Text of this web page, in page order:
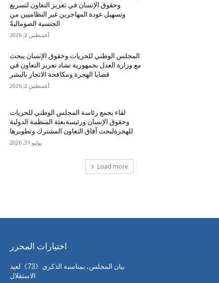
وحقوق الإنسان في تعزيز التعاون لتسريع
وتسهيل عودة المهاجرين غير النظاميين من
الجنسية الصوماليةً
أغسطس 2, 2026
المجلس الوطني للحريات وحقوق الإنسان يبحث
مع وزارة العدل بجمهورية تشاد تعزيز التعاون في
قضايا الهجرة ومكافحة الاتجار بالبشر
أغسطس 2, 2026
لقاء يجمع رئاسة المجلس الوطني للحريات
وحقوق الإنسان ورئيسةبعثة المنظمة الدولية
للهجرةلبحث آفاق التعاون المشترك وتطويرها
يوليو 31, 2026
Load more
اختيارات المحرر
بيان المجلس، بمناسبة الذكرى《73》لعيد
الاستقلال